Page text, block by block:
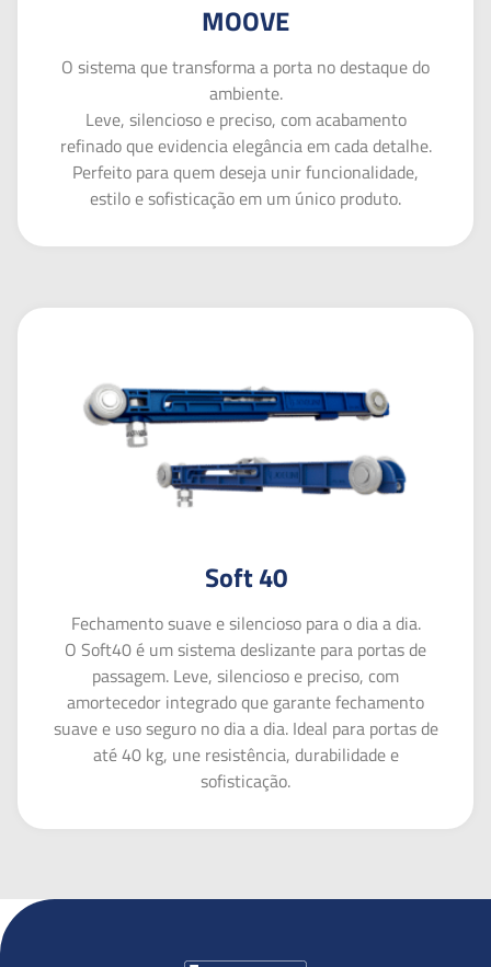
MOOVE
O sistema que transforma a porta no destaque do
ambiente.
Leve, silencioso e preciso, com acabamento
refinado que evidencia elegância em cada detalhe.
Perfeito para quem deseja unir funcionalidade,
estilo e sofisticação em um único produto.
Soft 40
Fechamento suave e silencioso para o dia a dia.
O Soft40 é um sistema deslizante para portas de
passagem. Leve, silencioso e preciso, com
amortecedor integrado que garante fechamento
suave e uso seguro no dia a dia. Ideal para portas de
até 40 kg, une resistência, durabilidade e
sofisticação.